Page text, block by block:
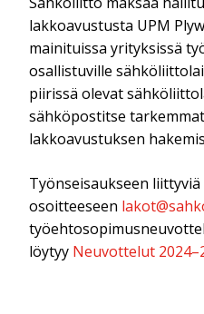
lakkoavustusta UPM
mainituissa yrityksissä
osallistuville
piirissä olevat
sähköpostitse
lakkoavustuksen
Työnseisaukseen
osoitteeseen
löytyy Neuvottelut